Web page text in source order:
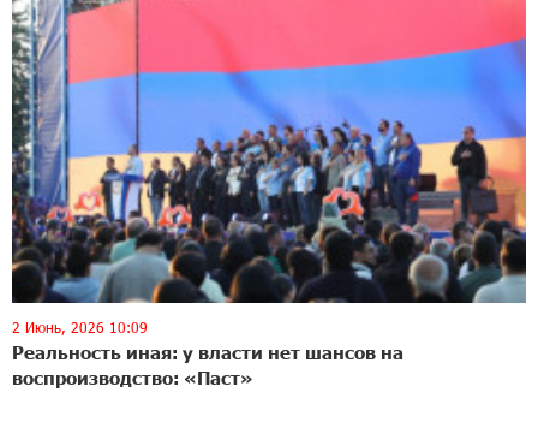
2 Июнь, 2026 10:09
Реальность иная։ у власти нет шансов на
воспроизводство: «Паст»